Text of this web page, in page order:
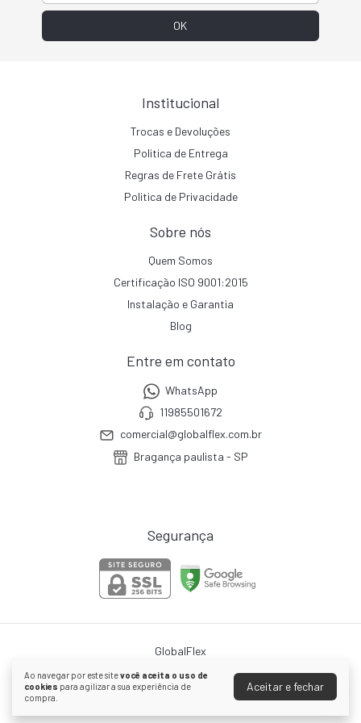
Ao navegar por este sitevocê aceita o uso de
cookies para agilizar a sua experiência de
compra.
Aceitar e fechar
Institucional
Trocas e Devoluções
Politica de Entrega
Regras de Frete Grátis
Politica de Privacidade
Sobre nós
Quem Somos
Certificação ISO 9001:2015
Instalação e Garantia
Blog
Entre em contato
WhatsApp
11985501672
comercial@globalflex.com.br
Bragança paulista - SP
Segurança
GlobalFlex